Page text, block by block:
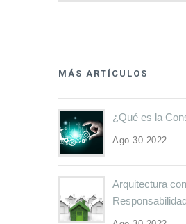
MÁS ARTÍCULOS
¿Qué es la
Ago 30 2022
Arquitectura con